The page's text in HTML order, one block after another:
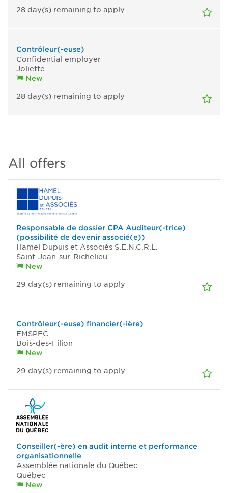
28 day(s) remaining to apply
Contrôleur(-euse)
Confidential employer
Joliette
New
28 day(s) remaining to apply
All offers
Responsable de dossier CPA Auditeur(-trice)
(possibilité de devenir associé(e))
Hamel Dupuis et Associés S.E.N.C.R.L.
Saint-Jean-sur-Richelieu
New
29 day(s) remaining to apply
Contrôleur(-euse) financier(-ière)
EMSPEC
Bois-des-Filion
New
29 day(s) remaining to apply
Conseiller(-ère) en audit interne et performance
organisationnelle
Assemblée nationale du Québec
Québec
New